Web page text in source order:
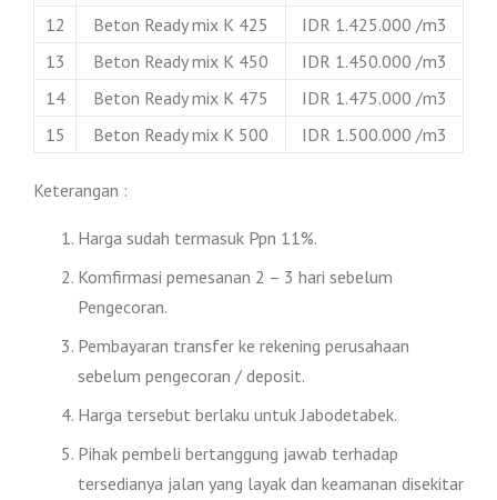
12
Beton Ready mix K 425
IDR 1.425.000 /m3
13
Beton Ready mix K 450
IDR 1.450.000 /m3
14
Beton Ready mix K 475
IDR 1.475.000 /m3
15
Beton Ready mix K 500 IDR 1.500.000 /m3
Keterangan :
Harga sudah termasuk Ppn 11%.
Komfirmasi pemesanan 2 – 3 hari sebelum
Pengecoran.
Pembayaran transfer ke rekening perusahaan
sebelum pengecoran / deposit.
Harga tersebut berlaku untuk Jabodetabek.
Pihak pembeli bertanggung jawab terhadap
tersedianya jalan yang layak dan keamanan disekitar